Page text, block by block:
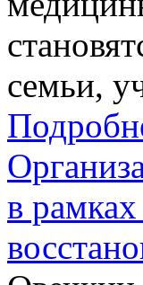
семьи,
в